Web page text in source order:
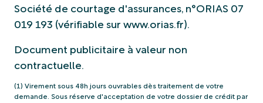
Société de courtage d'assurances, n°ORIAS 07
019 193 (vérifiable sur www.orias.fr).
Document publicitaire à valeur non
contractuelle.
(1) Virement sous 48h jours ouvrables dès traitement de votre
demande. Sous réserve d'acceptation de votre dossier de crédit par